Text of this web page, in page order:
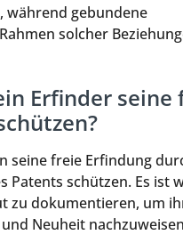
während gebundene
solcher
Erfinder seine
seine freie Erfindung
Patents schützen. Es ist
zu dokumentieren, um
Neuheit